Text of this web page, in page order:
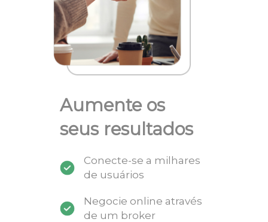
Aumente os
seus resultados
Conecte-se a milhares
de usuários
Negocie online através
de um broker